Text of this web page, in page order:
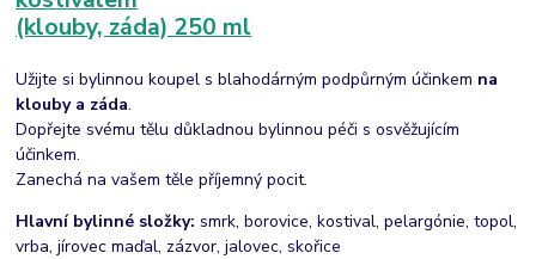
(klouby, záda) 250 ml
Užijte si bylinnou koupel s blahodárným podpůrným účinkem na
klouby a záda.
Dopřejte svému tělu důkladnou bylinnou péči s osvěžujícím
účinkem.
Zanechá na vašem těle příjemný pocit.
Hlavní bylinné složky:smrk, borovice, kostival, pelargónie, topol,
vrba, jírovec maďal, zázvor, jalovec, skořice